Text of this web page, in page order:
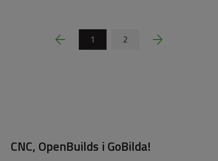
1 2
CNC, OpenBuilds i GoBilda!